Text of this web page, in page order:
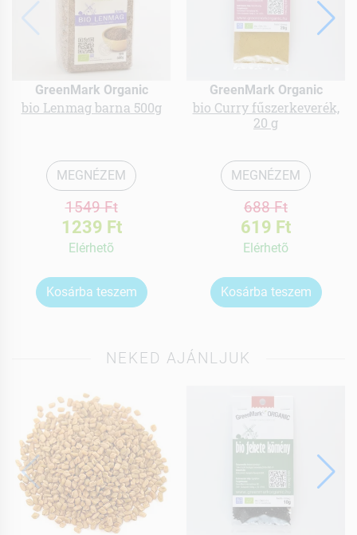
GreenMark Organic
bio Lenmag barna 500g
MEGNÉZEM
1549 Ft
1239 Ft
Elérhetõ
Kosárba teszem
GreenMark Organic
bio Curry fűszerkeverék,
20 g
MEGNÉZEM
688 Ft
619 Ft
Elérhetõ
Kosárba teszem
NEKED AJÁNLJUK